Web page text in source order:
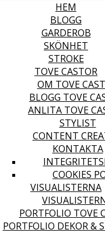
HEM
BLOGG
GARDEROB
SKÖNHET
STROKE
TOVE CASTOR
OM TOVE
BLOGG TOVE
ANLITA TOVE
STYLIST
CONTENT
KONTAKTA
COOKIES
VISUALISTERNA
PORTFOLIO TOVE
PORTFOLIO DEKOR &